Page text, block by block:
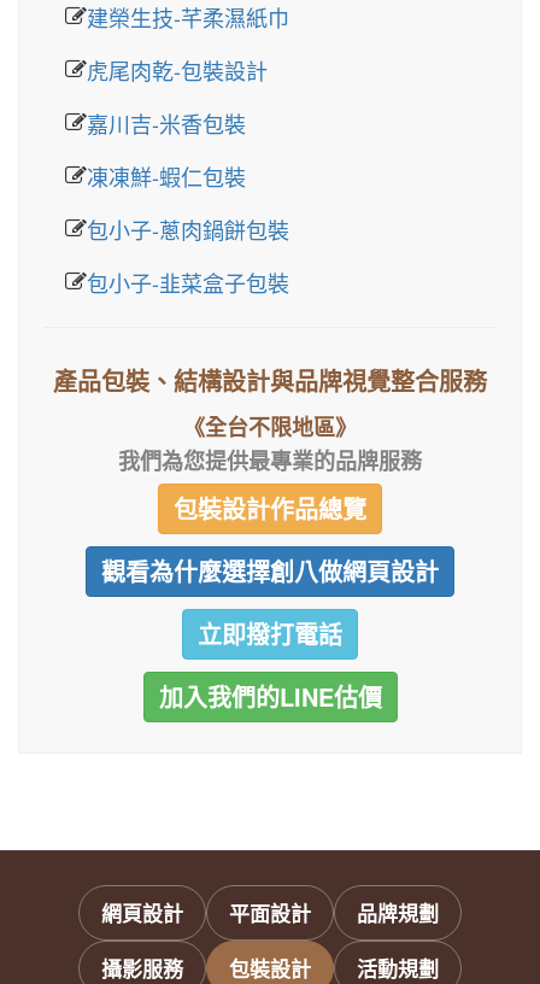
建榮生技-芊柔濕紙巾
虎尾肉乾-包裝設計
嘉川吉-米香包裝
凍凍鮮-蝦仁包裝
包小子-蔥肉鍋餅包裝
包小子-韭菜盒子包裝
產品包裝、結構設計與品牌視覺整合服務
《全台不限地區》
我們為您提供最專業的品牌服務
包裝設計作品總覽
觀看為什麼選擇創八做網頁設計
立即撥打電話
加入我們的LINE估價
網頁設計 平面設計
品牌規劃
攝影服務
包裝設計
活動規劃